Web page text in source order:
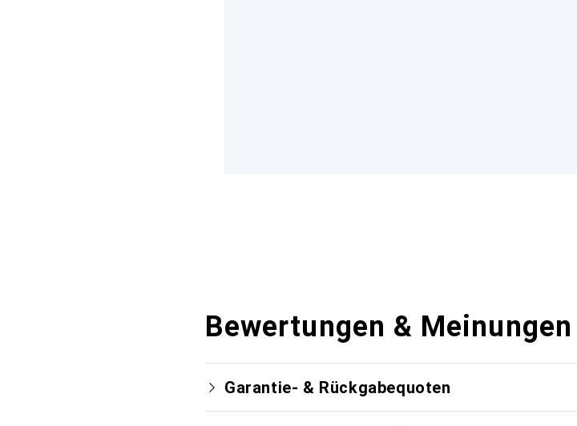
Bewertungen & Meinungen
Garantie- & Rückgabequoten